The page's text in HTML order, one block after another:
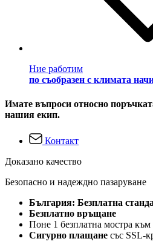
Ние работим
по съобразен с климата
Имате въпроси относно
нашия екип.
Контакт
Доказано качество
Безопасно и надеждно пазаруване
България: Безплатна
Безплатно връщане
Поне 1 безплатна мостра към
Сигурно плащане със SSL-